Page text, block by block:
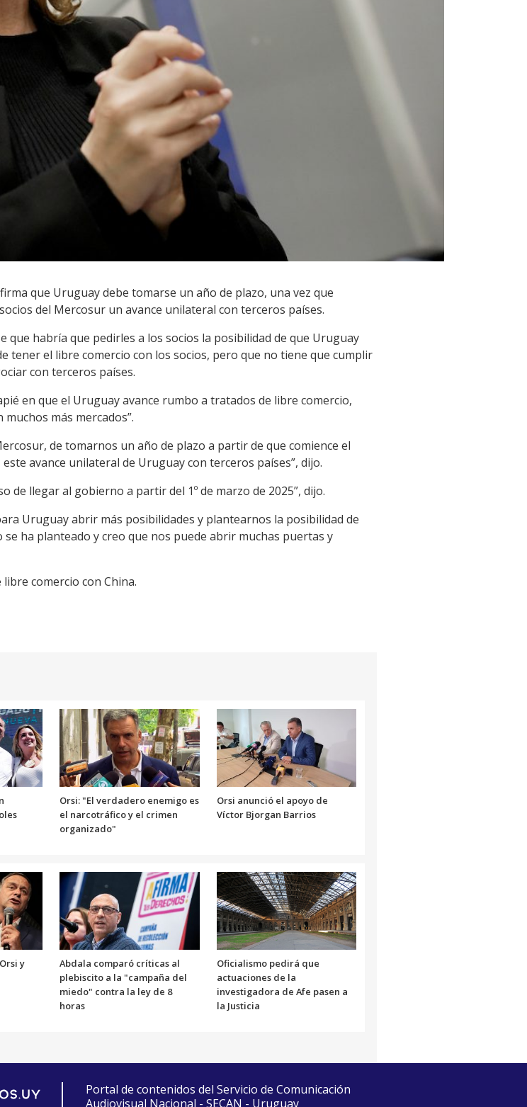
que Uruguay debe tomarse un año de plazo, una vez que
del Mercosur un avance unilateral con terceros países.
que habría que pedirles a los socios la posibilidad de que Uruguay
tener el libre comercio con los socios, pero que no tiene que cumplir
con terceros países.
en que el Uruguay avance rumbo a tratados de libre comercio,
más mercados”.
de tomarnos un año de plazo a partir de que comience el
avance unilateral de Uruguay con terceros países”, dijo.
de llegar al gobierno a partir del 1º de marzo de 2025”, dijo.
Uruguay abrir más posibilidades y plantearnos la posibilidad de
ha planteado y creo que nos puede abrir muchas puertas y
comercio con China.
Orsi: "El verdadero enemigo es
el narcotráfico y el crimen
organizado"
Orsi anunció el apoyo de
Víctor Bjorgan Barrios
y
Abdala comparó críticas al
plebiscito a la "campaña del
miedo" contra la ley de 8
horas
Oficialismo pedirá que
actuaciones de la
investigadora de Afe pasen a
la Justicia
Portal de contenidos del Servicio de Comunicación
Audiovisual Nacional - SECAN - Uruguay